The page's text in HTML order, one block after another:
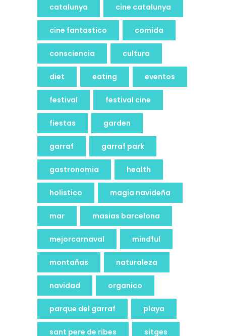
catalunya cine catalunya
cine fantastico comida
consciencia cultura
diet eating eventos
festival festival cine
fiestas garden
garraf garraf park
gastronomia health
holistico magia navideña
mar masias barcelona
mejorcarnaval mindful
montañas naturaleza
navidad organico
parque del garraf playa
sant pere de ribes sitges